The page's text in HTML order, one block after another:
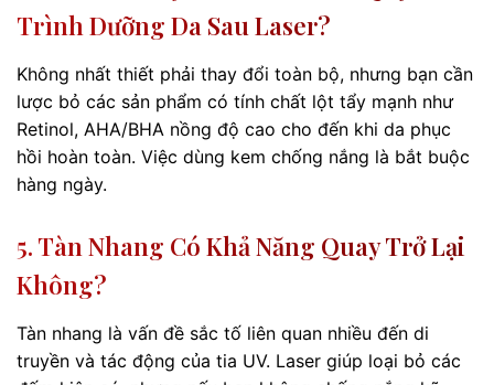
Trình Dưỡng Da Sau Laser?
Không nhất thiết phải thay đổi toàn bộ, nhưng bạn cần
lược bỏ các sản phẩm có tính chất lột tẩy mạnh như
Retinol, AHA/BHA nồng độ cao cho đến khi da phục
hồi hoàn toàn. Việc dùng kem chống nắng là bắt buộc
hàng ngày.
5. Tàn Nhang Có Khả Năng Quay Trở Lại
Không?
Tàn nhang là vấn đề sắc tố liên quan nhiều đến di
truyền và tác động của tia UV. Laser giúp loại bỏ các